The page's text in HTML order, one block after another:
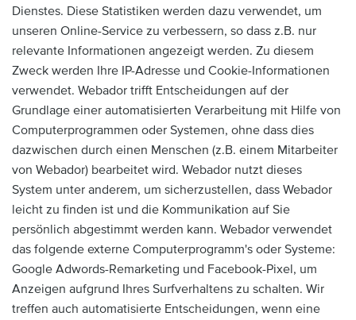
Dienstes. Diese Statistiken werden dazu verwendet, um
unseren Online-Service zu verbessern, so dass z.B. nur
relevante Informationen angezeigt werden. Zu diesem
Zweck werden Ihre IP-Adresse und Cookie-Informationen
verwendet. Webador trifft Entscheidungen auf der
Grundlage einer automatisierten Verarbeitung mit Hilfe von
Computerprogrammen oder Systemen, ohne dass dies
dazwischen durch einen Menschen (z.B. einem Mitarbeiter
von Webador) bearbeitet wird. Webador nutzt dieses
System unter anderem, um sicherzustellen, dass Webador
leicht zu finden ist und die Kommunikation auf Sie
persönlich abgestimmt werden kann. Webador verwendet
das folgende externe Computerprogramm's oder Systeme:
Google Adwords-Remarketing und Facebook-Pixel, um
Anzeigen aufgrund Ihres Surfverhaltens zu schalten. Wir
treffen auch automatisierte Entscheidungen, wenn eine